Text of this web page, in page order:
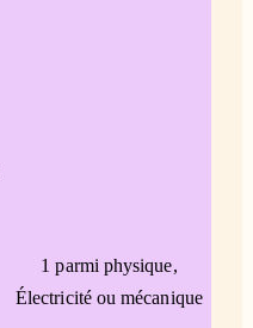
1 parmi physique,
Électricité ou mécanique